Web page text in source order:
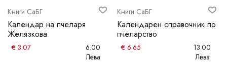
Книги СаБГ
Календар на пчеларя
Желязкова
€ 3.07
6.00
Лева
Книги СаБГ
Календарен справочник по
пчеларство
€ 6.65
13.00
Лева